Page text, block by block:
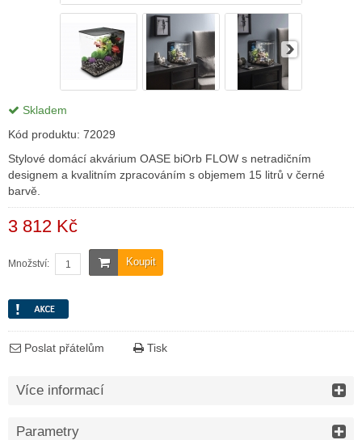
Skladem
Kód produktu: 72029
Stylové domácí akvárium OASE biOrb FLOW s netradičním
designem a kvalitním zpracováním s objemem 15 litrů v černé
barvě.
3 812 Kč
Koupit
Množství:
Poslat přátelům Tisk
Více informací
Parametry